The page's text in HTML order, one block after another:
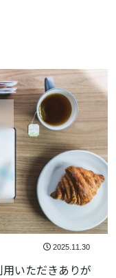
2025.11.30
いただきありが